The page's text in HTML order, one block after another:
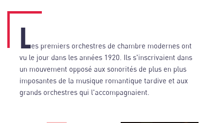
Les premiers orchestres de chambre modernes ont
vu le jour dans les années 1920. Ils s'inscrivaient dans
un mouvement opposé aux sonorités de plus en plus
imposantes de la musique romantique tardive et aux
grands orchestres qui l'accompagnaient.